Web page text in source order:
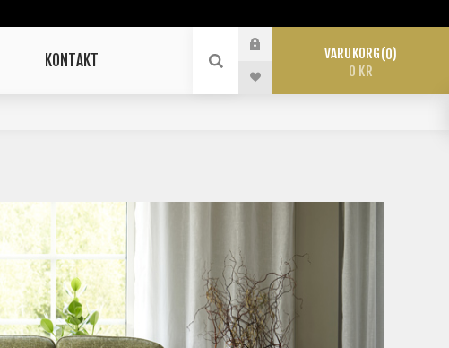
KONTAKT VARUKORG 0
0 KR